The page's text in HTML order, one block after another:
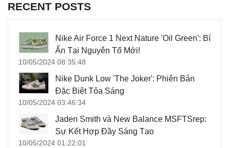
RECENT POSTS
Nike Air Force 1 Next Nature 'Oil Green': Bí
Ẩn Tại Nguyên Tố Mới!
10/05/2024 08:35:48
Nike Dunk Low 'The Joker': Phiên Bản
Đặc Biệt Tỏa Sáng
10/05/2024 03:46:34
Jaden Smith và New Balance MSFTSrep:
Sự Kết Hợp Đầy Sáng Tạo
10/05/2024 01:22:01